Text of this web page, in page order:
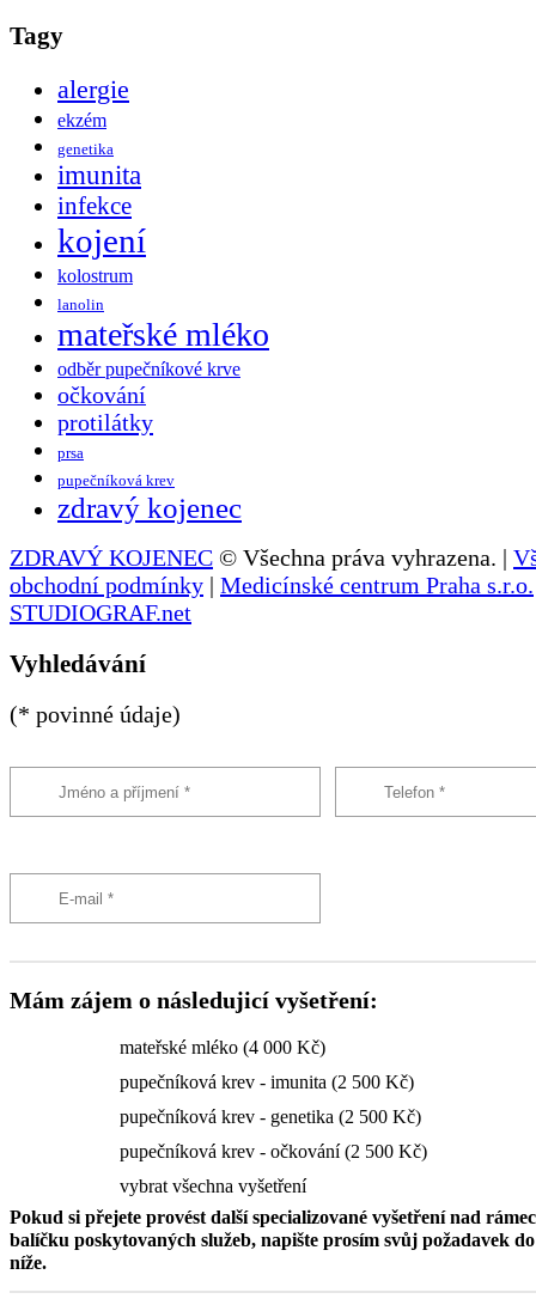
Tagy
alergie
ekzém
genetika
imunita
infekce
kojení
kolostrum
lanolin
mateřské mléko
odběr pupečníkové krve
očkování
protilátky
prsa
pupečníková krev
zdravý kojenec
ZDRAVÝ KOJENEC © Všechna práva vyhrazena. |
obchodní podmínky | Medicínské centrum Praha s.r.o.
STUDIOGRAF.net
Vyhledávání
(* povinné údaje)
Mám zájem o následujicí vyšetření:
mateřské mléko (4 000 Kč)
pupečníková krev - imunita (2 500 Kč)
pupečníková krev - genetika (2 500 Kč)
pupečníková krev - očkování (2 500 Kč)
vybrat všechna vyšetření
Pokud si přejete provést další specializované vyšetření nad
balíčku poskytovaných služeb, napište prosím svůj požadavek
níže.